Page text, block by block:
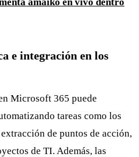
e integración en los
Microsoft 365 puede
tareas como los
de puntos de acción,
de TI. Además, las